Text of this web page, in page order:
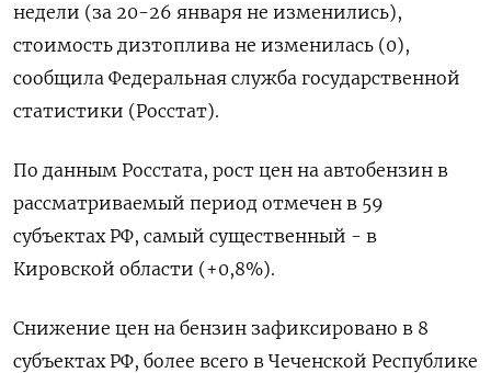
недели (за 20-26 января не изменились),
стоимость дизтоплива не изменилась (0),
сообщила Федеральная служба государственной
статистики (Росстат).
По данным Росстата, ⁠рост цен на автобензин ​в
рассматриваемый период отмечен в ⁠59
субъектах РФ, самый существенный - в
Кировской области (+0,8%).
Снижение цен на бензин ⁠зафиксировано в 8
субъектах РФ, более всего в Чеченской Республике